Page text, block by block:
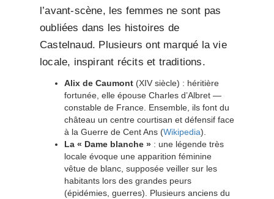
l’avant-scène, les femmes ne sont pas
oubliées dans les histoires de
Castelnaud. Plusieurs ont marqué la vie
locale, inspirant récits et traditions.
Alix de Caumont (XIV siècle) : héritière
fortunée, elle épouse Charles d’Albret —
constable de France. Ensemble, ils font du
château un centre courtisan et défensif face
à la Guerre de Cent Ans (Wikipedia).
La « Dame blanche » : une légende très
locale évoque une apparition féminine
vêtue de blanc, supposée veiller sur les
habitants lors des grandes peurs
(épidémies, guerres). Plusieurs anciens du